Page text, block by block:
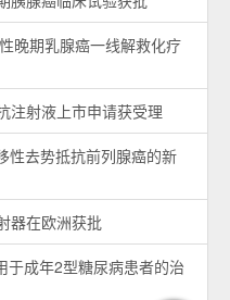
晚期乳腺癌一线解救化疗
注射液上市申请获受理
性去势抵抗前列腺癌的新
器在欧洲获批
成年2型糖尿病患者的治